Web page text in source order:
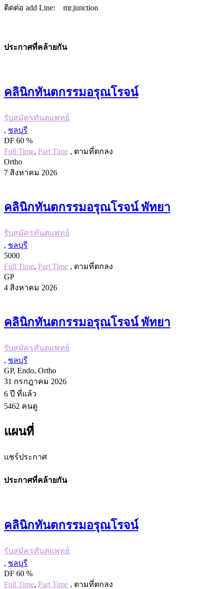
ติดต่อ add Line: mr.junction
ประกาศที่คล้ายกัน
คลินิกทันตกรรมอรุณโรจน์
รับสมัครทันตแพทย์
, ชลบุรี
DF 60 %
Full Time, Part Time , ตามที่ตกลง
Ortho
7 สิงหาคม 2026
คลินิกทันตกรรมอรุณโรจน์ พัทยา
รับสมัครทันตแพทย์
, ชลบุรี
5000
Full Time, Part Time , ตามที่ตกลง
GP
4 สิงหาคม 2026
คลินิกทันตกรรมอรุณโรจน์ พัทยา
รับสมัครทันตแพทย์
, ชลบุรี
GP, Endo, Ortho
31 กรกฎาคม 2026
6 ปี ที่แล้ว
5462 คนดู
แผนที่
แชร์ประกาศ
ประกาศที่คล้ายกัน
คลินิกทันตกรรมอรุณโรจน์
รับสมัครทันตแพทย์
, ชลบุรี
DF 60 %
Full Time, Part Time , ตามที่ตกลง